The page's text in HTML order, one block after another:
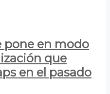
pone en modo
que
en el pasado